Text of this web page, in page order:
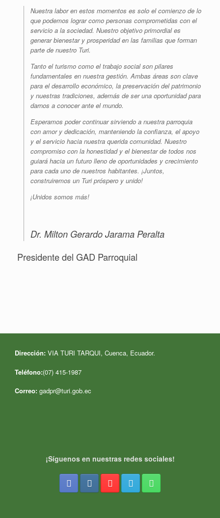
Nuestra labor en estos momentos es solo el comienzo de lo
que podemos lograr como personas comprometidas con el
servicio a la sociedad. Nuestro objetivo primordial es
generar bienestar y prosperidad en las familias que forman
parte de nuestro Turi.
Tanto el turismo como el trabajo social son pilares
fundamentales en nuestra gestión. Ambas áreas son clave
para el desarrollo económico, la preservación del patrimonio
y nuestras tradiciones, además de ser una oportunidad para
darnos a conocer ante el mundo.
Esperamos poder continuar sirviendo a nuestra parroquia
con amor y dedicación, manteniendo la confianza, el apoyo
y el servicio hacia nuestra querida comunidad. Nuestro
compromiso con la honestidad y el bienestar de todos nos
guiará hacia un futuro lleno de oportunidades y crecimiento
para cada uno de nuestros habitantes. ¡Juntos,
construiremos un Turi próspero y unido!
¡Unidos somos más!
Dr. Milton Gerardo Jarama Peralta
Presidente del GAD Parroquial
Dirección: VIA TURI TARQUI, Cuenca, Ecuador.
Teléfono:(07) 415-1987
Correo: gadpr@turi.gob.ec
¡Síguenos en nuestras redes sociales!